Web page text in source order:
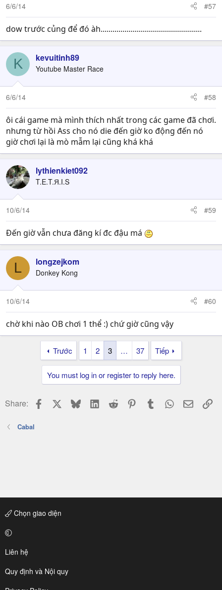
6/6/14 #57
dow trước củng để đó àh...................................................
K kevuitinh89
Youtube Master Race
6/6/14 #58
ôi cái game mà mình thích nhất trong các game đã chơi.
nhưng từ hồi Ass cho nó die đến giờ ko động đến nó
giờ chơi lại là mò mẫm lại cũng khá khá
lythienkiet092
T.E.T.Я.I.S
10/6/14 #59
Đến giờ vẫn chưa đăng kí đc đậu má
L longzejkom
Donkey Kong
10/6/14 #60
chờ khi nào OB chơi 1 thể :) chứ giờ cũng vậy
Trước 1 2 3 … 37 Tiếp
You must log in or register to reply here.
Share: Facebook BlueskyLinkedIn
Reddit PinterestTumblr WhatsApp
Email
Cabal
Chọn giao diện
Liên hệ
Quy định và Nội quy